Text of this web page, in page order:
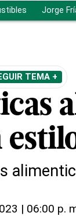
Jorge
TEMA +
| 06:00 p.